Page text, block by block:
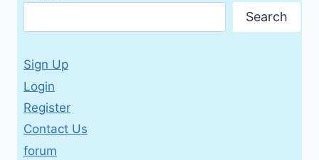
Search
Sign Up
Login
Register
Contact Us
forum